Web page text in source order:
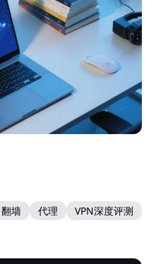
翻墙 代理
VPN深度评测